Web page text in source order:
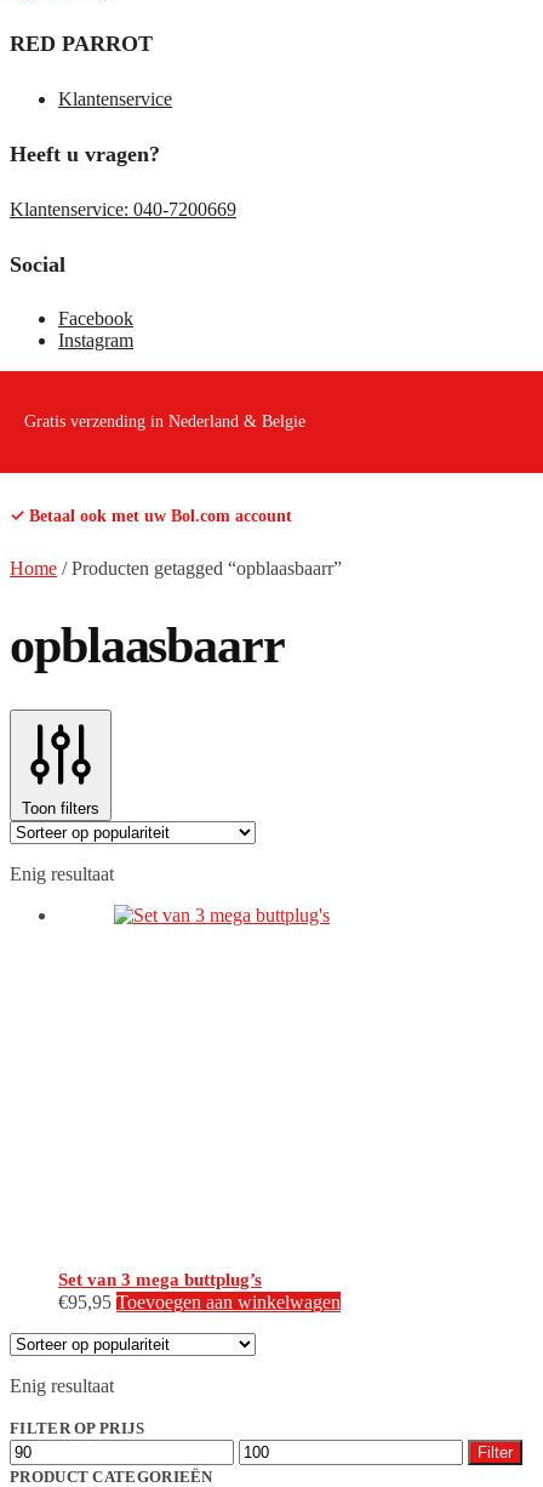
RED PARROT
Klantenservice
Heeft u vragen?
Klantenservice: 040-7200669
Social
Facebook
Instagram
Gratis verzending in Nederland & Belgie
✓ Betaal ook met uw Bol.com account
Home /Producten getagged “opblaasbaarr”
opblaasbaarr
Toon filters
Enig resultaat
Set van 3 mega buttplug’s
€95,95 Toevoegen aan winkelwagen
Enig resultaat
FILTER OP PRIJS
Min.
prijs
Max.
prijs
Filter
PRODUCT CATEGORIEËN